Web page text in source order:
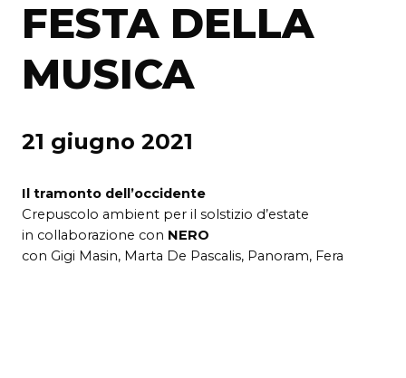
FESTA DELLA
MUSICA
21 giugno 2021
Il tramonto dell’occidente
Crepuscolo ambient per il solstizio d’estate
in collaborazione con NERO
con Gigi Masin, Marta De Pascalis, Panoram, Fera